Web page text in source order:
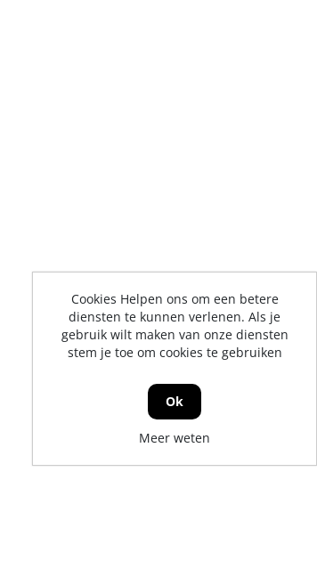
Cookies Helpen ons om een betere
diensten te kunnen verlenen. Als je
gebruik wilt maken van onze diensten
stem je toe om cookies te gebruiken
Ok
Meer weten